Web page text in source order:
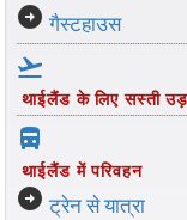
arrow_circle_right गैस्टहाउस
flight_takeoff
थाईलैंड के लिए सस्ती
directions_bus_filled
थाईलैंड में परिवहन
arrow_circle_right ट्रेन से यात्रा